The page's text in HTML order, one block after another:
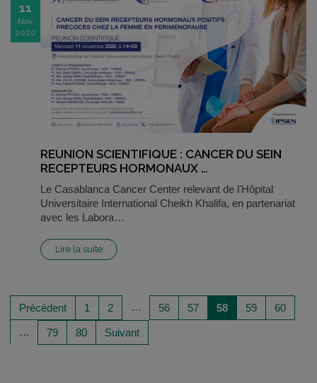
11
Nov
2020
REUNION SCIENTIFIQUE : CANCER DU SEIN
RECEPTEURS HORMONAUX …
Le Casablanca Cancer Center relevant de l'Hôpital
Universitaire International Cheikh Khalifa, en partenariat
avec les Labora…
Lire la suite
Précédent 1 2 … 56 57 58 59
60
…
79 80 Suivant